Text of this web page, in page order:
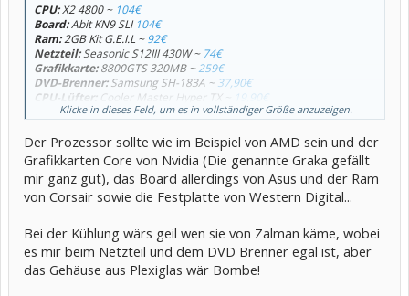
CPU:X2 4800 ~ 104€
Board:Abit KN9 SLI 104€
Ram:2GB Kit G.E.I.L ~92€
Netzteil:Seasonic S12III 430W ~ 74€
Grafikkarte:8800GTS 320MB ~259€
DVD-Brenner:Samsung SH-183A ~ 37,90€
CPU-Lüfter: Cooler Master Hyper TX ~
19,90€
Festplatte:Hitachi Dekstar T7K500 320GB ~69€
Klicke in dieses Feld, um es in vollständiger Größe anzuzeigen.
Der Prozessor sollte wie im Beispiel von AMD sein und der
Grafikkarten Core von Nvidia (Die genannte Graka gefällt
mir ganz gut), das Board allerdings von Asus und der Ram
von Corsair sowie die Festplatte von Western Digital...
Bei der Kühlung wärs geil wen sie von Zalman käme, wobei
es mir beim Netzteil und dem DVD Brenner egal ist, aber
das Gehäuse aus Plexiglas wär Bombe!